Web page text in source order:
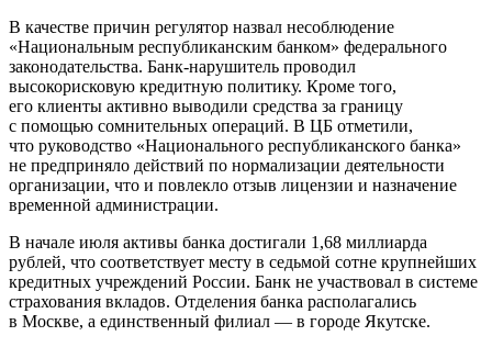
В качестве причин регулятор назвал несоблюдение
«Национальным республиканским банком» федерального
законодательства. Банк-нарушитель проводил
высокорисковую кредитную политику. Кроме того,
его клиенты активно выводили средства за границу
с помощью сомнительных операций. В ЦБ отметили,
что руководство «Национального республиканского банка»
не предприняло действий по нормализации деятельности
организации, что и повлекло отзыв лицензии и назначение
временной администрации.
В начале июля активы банка достигали 1,68 миллиарда
рублей, что соответствует месту в седьмой сотне крупнейших
кредитных учреждений России. Банк не участвовал в системе
страхования вкладов. Отделения банка располагались
в Москве, а единственный филиал — в городе Якутске.